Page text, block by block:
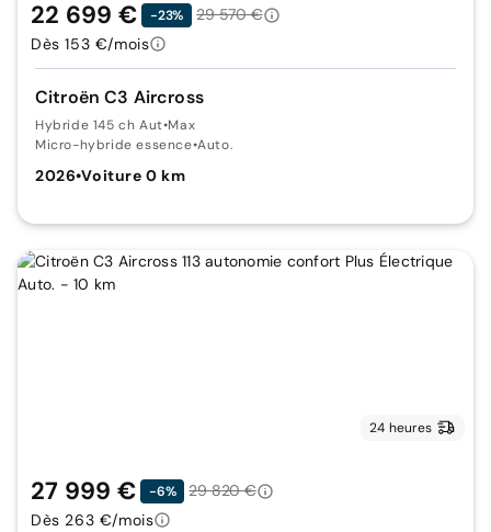
Citroën C3 Aircross
Hybride 145 ch Aut•Max
Micro-hybride essence•Auto.
2026•Voiture 0 km
22 699 € -23%
29 570 €
Dès 153 €/mois
24 heures
27 999 € -6%
29 820 €
Dès 263 €/mois